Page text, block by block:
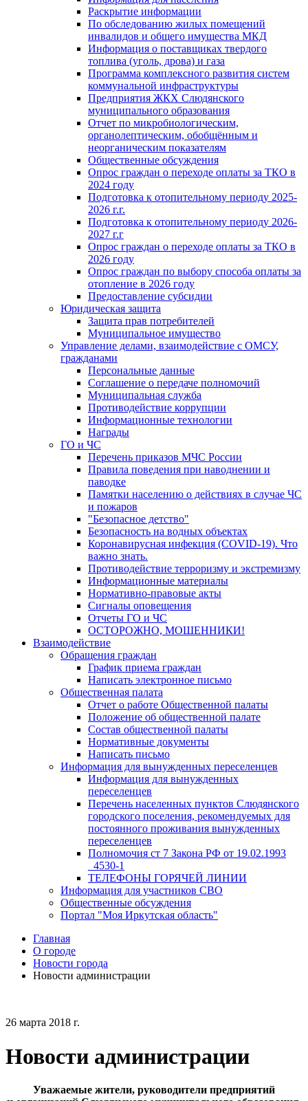
Раскрытие информации
По обследованию жилых помещений
инвалидов и общего имущества МКД
Информация о поставщиках твердого
топлива (уголь, дрова) и газа
Программа комплексного развития систем
коммунальной инфраструктуры
Предприятия ЖКХ Слюдянского
муниципального образования
Отчет по микробиологическим,
органолептическим, обобщённым и
неорганическим показателям
Общественные обсуждения
Опрос граждан о переходе оплаты за ТКО в
2024 году
Подготовка к отопительному периоду 2025-
2026 г.г.
Подготовка к отопительному периоду 2026-
2027 г.г
Опрос граждан о переходе оплаты за ТКО в
2026 году
Опрос граждан по выбору способа оплаты за
отопление в 2026 году
Предоставление субсидии
Юридическая защита
Защита прав потребителей
Муниципальное имущество
Управление делами, взаимодействие с ОМСУ,
гражданами
Персональные данные
Соглашение о передаче полномочий
Муниципальная служба
Противодействие коррупции
Информационные технологии
Награды
ГО и ЧС
Перечень приказов МЧС России
Правила поведения при наводнении и
паводке
Памятки населению о действиях в случае ЧС
и пожаров
"Безопасное детство"
Безопасность на водных объектах
Коронавирусная инфекция (COVID-19). Что
важно знать.
Противодействие терроризму и экстремизму
Информационные материалы
Нормативно-правовые акты
Сигналы оповещения
Отчеты ГО и ЧС
ОСТОРОЖНО, МОШЕННИКИ!
Взаимодействие
Обращения граждан
График приема граждан
Написать электронное письмо
Общественная палата
Отчет о работе Общественной палаты
Положение об общественной палате
Состав общественной палаты
Нормативные документы
Написать письмо
Информация для вынужденных переселенцев
Информация для вынужденных
переселенцев
Перечень населенных пунктов Слюдянского
городского поселения, рекомендуемых для
постоянного проживания вынужденных
переселенцев
Полномочия ст 7 Закона РФ от 19.02.1993
_4530-1
ТЕЛЕФОНЫ ГОРЯЧЕЙ ЛИНИИ
Информация для участников СВО
Общественные обсуждения
Портал "Моя Иркутская область"
Главная
О городе
Новости города
Новости администрации
26 марта 2018 г.
Новости администрации
Уважаемые жители, руководители предприятий